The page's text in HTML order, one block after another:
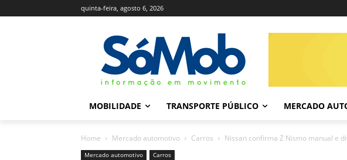
quinta-feira, agosto 6, 2026
MOBILIDADE TRANSPORTE PÚBLICO MERCADO
Home Mercado automotivo Carros Nissan confirma Z Nismo manual e
Mercado automotivo Carros